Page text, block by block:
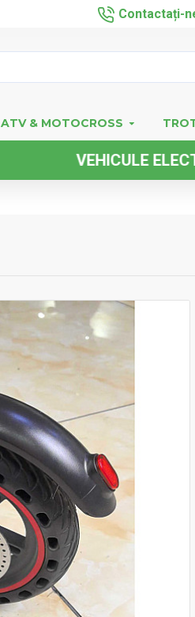
Contactați-
ATV & MOTOCROSS
VEHICULE ELECTRICE